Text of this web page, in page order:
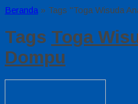
Beranda » Tags "Toga Wisuda
Tags Toga
Dompu